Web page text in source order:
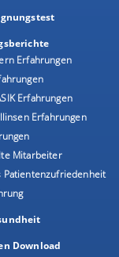
Erfahrungen
Erfahrungen
Erfahrungen
Mitarbeiter
Patientenzufriedenheit
Download